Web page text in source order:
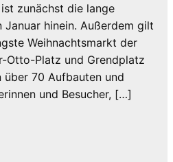
zunächst die lange
hinein. Außerdem gilt
Weihnachtsmarkt der
Otto-Platz und Grendplatz
über 70 Aufbauten und
und Besucher, […]